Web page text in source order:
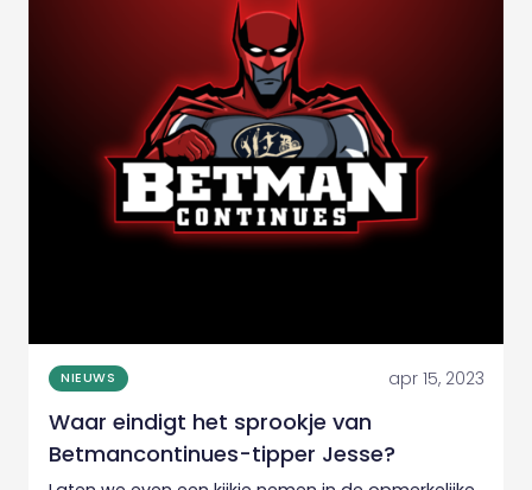
NIEUWS apr 15, 2023
Waar eindigt het sprookje van
Betmancontinues-tipper Jesse?